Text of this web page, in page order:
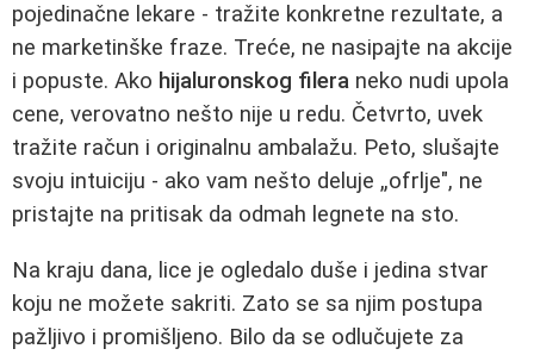
pojedinačne lekare - tražite konkretne rezultate, a
ne marketinške fraze. Treće, ne nasipajte na akcije
i popuste. Ako hijaluronskog filera neko nudi upola
cene, verovatno nešto nije u redu. Četvrto, uvek
tražite račun i originalnu ambalažu. Peto, slušajte
svoju intuiciju - ako vam nešto deluje „ofrlje", ne
pristajte na pritisak da odmah legnete na sto.
Na kraju dana, lice je ogledalo duše i jedina stvar
koju ne možete sakriti. Zato se sa njim postupa
pažljivo i promišljeno. Bilo da se odlučujete za